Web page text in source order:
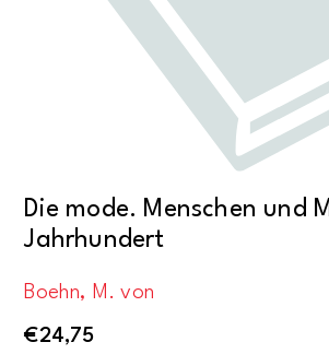
Die mode. Menschen und
Jahrhundert
Boehn, M. von
€24,75